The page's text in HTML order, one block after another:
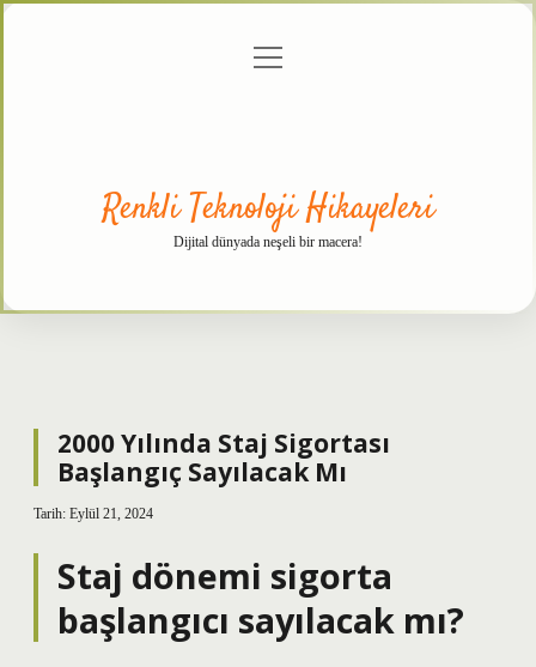
menüyü
Renkli Teknoloji Hikayeleri
Dijital dünyada neşeli bir macera!
2000 Yılında Staj Sigortası
Başlangıç Sayılacak Mı
Tarih: Eylül 21, 2024
Staj dönemi sigorta
başlangıcı sayılacak mı?